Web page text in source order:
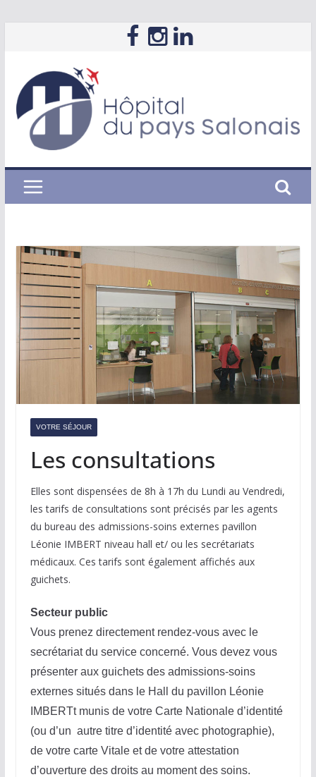
contenu
VOTRE SÉJOUR
Les consultations
Elles sont dispensées de 8h à 17h du Lundi au Vendredi,
les tarifs de consultations sont précisés par les agents
du bureau des admissions-soins externes pavillon
Léonie IMBERT niveau hall et/ ou les secrétariats
médicaux. Ces tarifs sont également affichés aux
guichets.
Secteur public
Vous prenez directement rendez-vous avec le
secrétariat du service concerné. Vous devez vous
présenter aux guichets des admissions-soins
externes situés dans le Hall du pavillon Léonie
IMBERTt munis de votre Carte Nationale d’identité
(ou d’un autre titre d’identité avec photographie),
de votre carte Vitale et de votre attestation
d’ouverture des droits au moment des soins.